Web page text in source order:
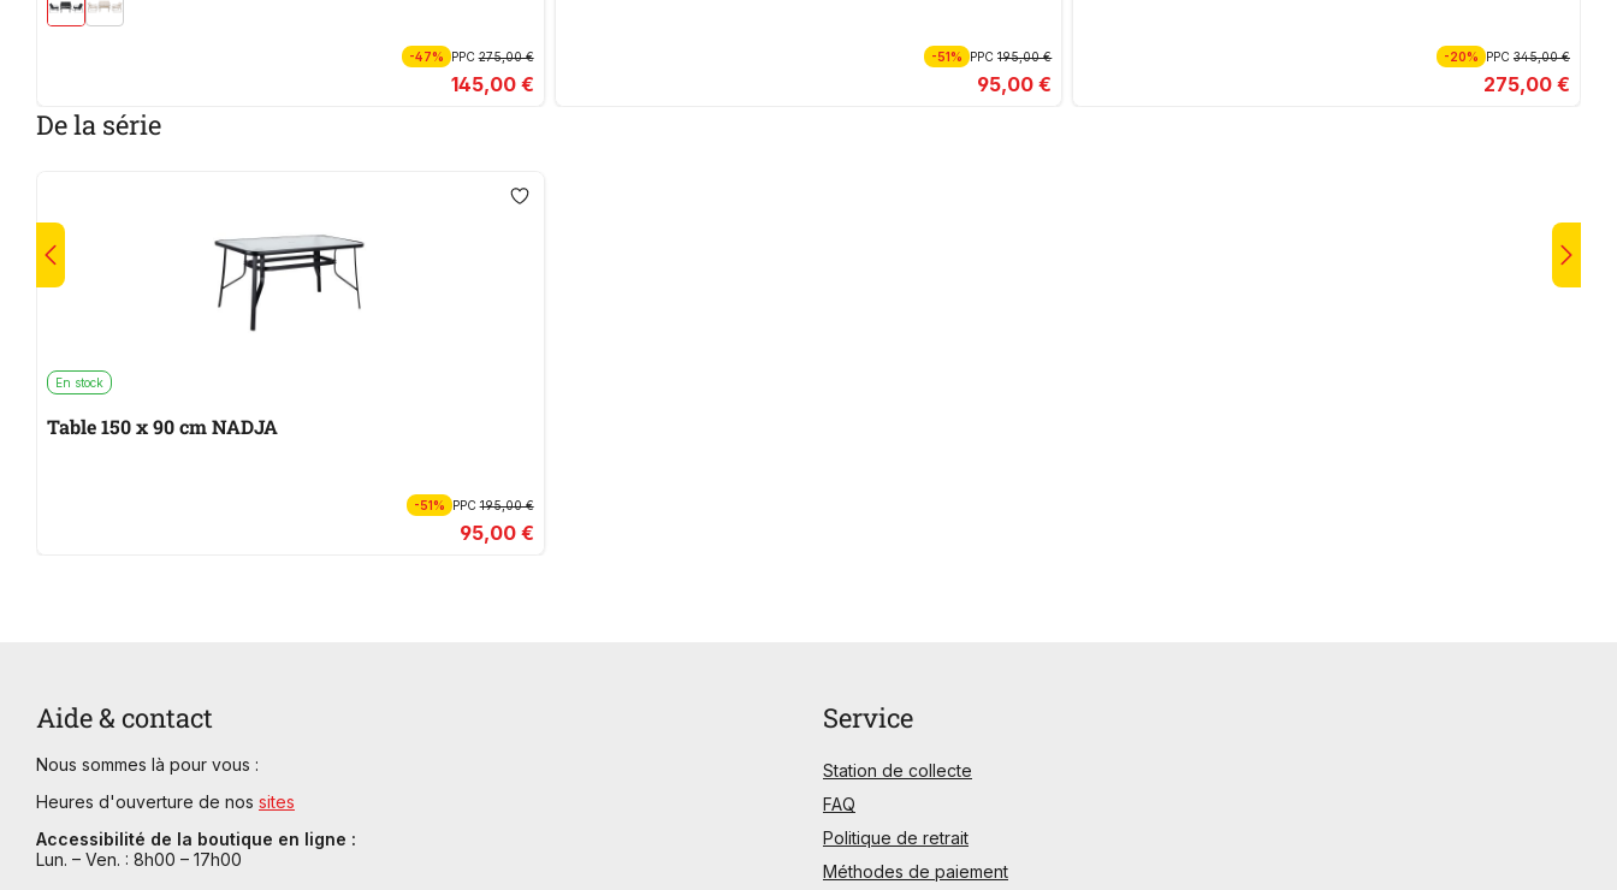
-47% PPC275,00 €
145,00 €
-51% PPC195,00 €
95,00 €
-20% PPC 345,00 €
275,00 €
De la série
En stock
Table 150 x 90 cm NADJA
-51% PPC195,00 €
95,00 €
Aide & contact
Nous sommes là pour vous :
Heures d'ouverture de nos sites
Accessibilité de la boutique en ligne :
Lun. – Ven. : 8h00 – 17h00
Service
Station de collecte
FAQ
Politique de retrait
Méthodes de paiement